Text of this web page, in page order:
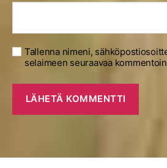
Tallenna nimeni,
selaimeen seuraavaa